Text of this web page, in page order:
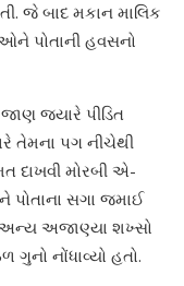
જે બાદ મકાન માલિક
પોતાની હવસનો
જ્યારે પીડિત
તેમના પગ નીચેથી
દાખવી મોરબી એ-
પોતાના સગા જમાઈ
અન્ય અજાણ્યા શખ્સો
ગુનો નોંધાવ્યો હતો.